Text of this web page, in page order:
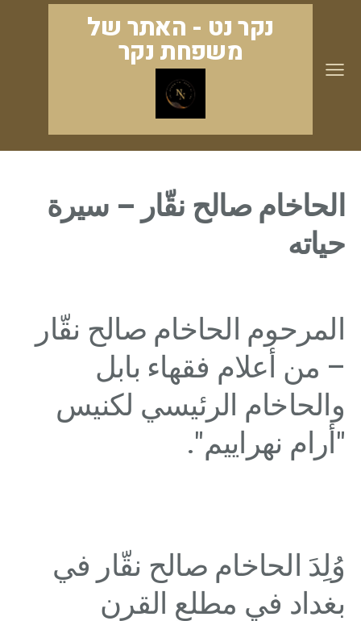
נקר נט - האתר של
משפחת נקר
الحاخام صالح نقّار – سيرة
حياته
المرحوم الحاخام صالح نقّار
– من أعلام فقهاء بابل
والحاخام الرئيسي لكنيس
"أرام نهراييم".
وُلِدَ الحاخام صالح نقّار في
بغداد في مطلع القرن